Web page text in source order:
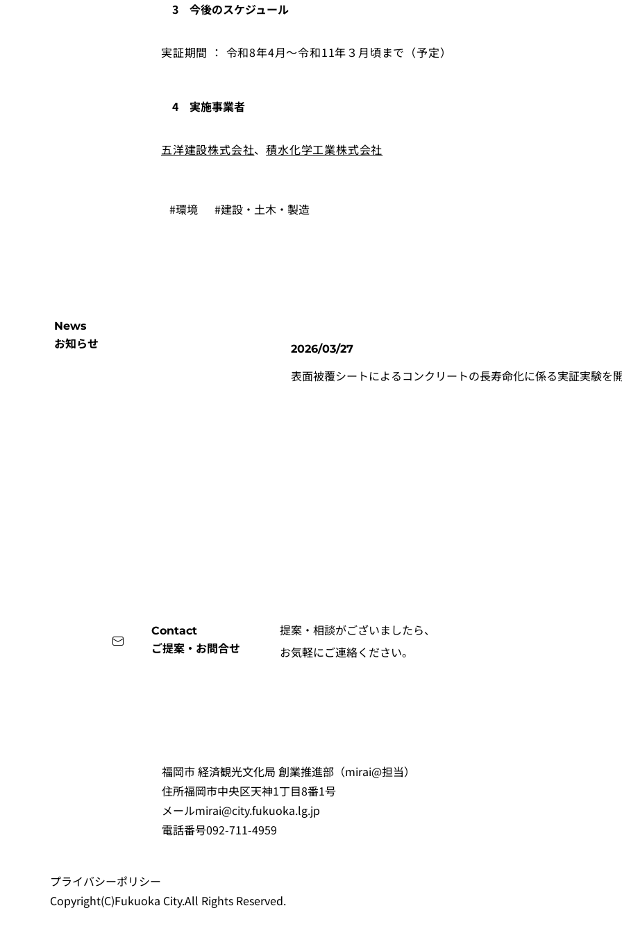
3 今後のスケジュール
実証期間 ： 令和8年4月～令和11年３月頃まで（予定）
4 実施事業者
五洋建設株式会社、積水化学工業株式会社
#環境 #建設・土木・製造
News
お知らせ 2026/03/27
表面被覆シートによるコンクリートの長寿命化に係る実証実験を
Contact
ご提案・お問合せ
提案・相談がございましたら、
お気軽にご連絡ください。
福岡市 経済観光文化局 創業推進部（mirai@担当）
住所福岡市中央区天神1丁目8番1号
メールmirai@city.fukuoka.lg.jp
電話番号092-711-4959
プライバシーポリシー
Copyright(C)Fukuoka City.All Rights Reserved.